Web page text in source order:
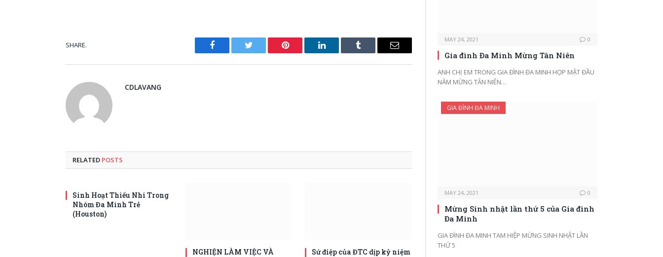
SHARE.
Facebook Twitter Pinterest LinkedIn Tumblr Email
CDLAVANG
RELATED POSTS
Sinh Hoạt Thiếu Nhi Trong
Nhóm Đa Minh Trẻ
(Houston)
NGHIỆN LÀM VIỆC VÀ
Sứ điệp của ĐTC dịp kỷ niệm
MAY 24, 2021 0
Gia đình Đa Minh Mừng Tân Niên
ANH CHỊ EM TRONG GIA ĐÌNH ĐA MINH HỌP MẶT ĐẦU
NĂM MỪNG TÂN NIÊN…
GIA ĐÌNH ĐA MINH
MAY 24, 2021 0
Mừng Sinh nhật lần thứ 5 của Gia đình
Đa Minh
GIA ĐÌNH ĐA MINH TAM HIỆP MỪNG SINH NHẬT LẦN
THỨ 5